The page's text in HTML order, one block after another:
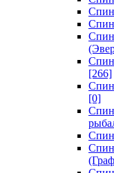
[266]
[0]